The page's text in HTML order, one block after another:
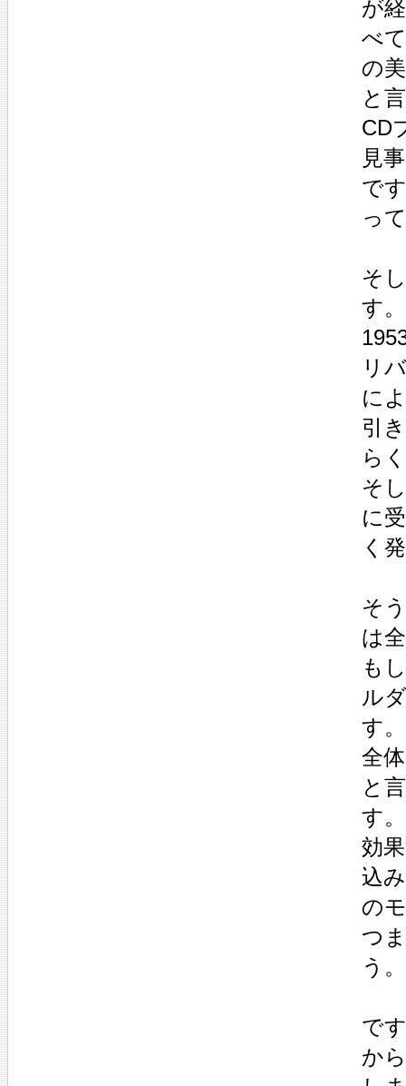
が
べ
の
と
CD
見
で
っ
そ
す。
リ
に
引
ら
そ
に
く
そ
は
も
ル
す。
全
と
す
効
込
の
つ
う。
で
か